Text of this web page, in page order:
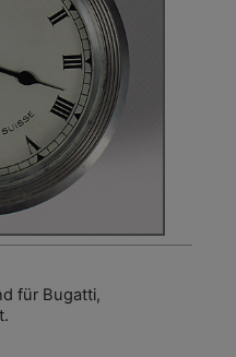
für Bugatti,